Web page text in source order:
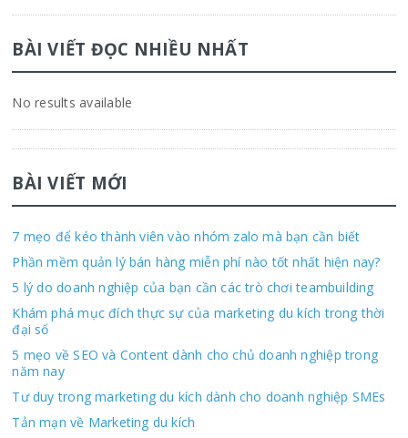
BÀI VIẾT ĐỌC NHIỀU NHẤT
No results available
BÀI VIẾT MỚI
7 mẹo để kéo thành viên vào nhóm zalo mà bạn cần biết
Phần mềm quản lý bán hàng miễn phí nào tốt nhất hiện nay?
5 lý do doanh nghiệp của bạn cần các trò chơi teambuilding
Khám phá mục đích thực sự của marketing du kích trong thời
đại số
5 mẹo về SEO và Content dành cho chủ doanh nghiệp trong
năm nay
Tư duy trong marketing du kích dành cho doanh nghiệp SMEs
Tản mạn về Marketing du kích